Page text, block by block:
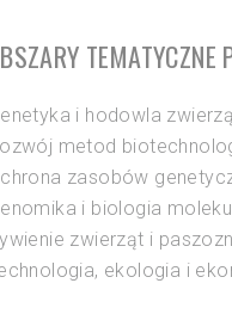
i hodowla
metod
zasobów
i biologia
zwierząt i
ekologia i